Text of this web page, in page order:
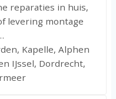
reparaties in huis,
levering montage
Kapelle, Alphen
IJssel, Dordrecht,